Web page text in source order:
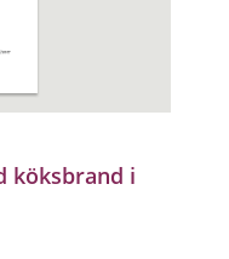
köksbrand i